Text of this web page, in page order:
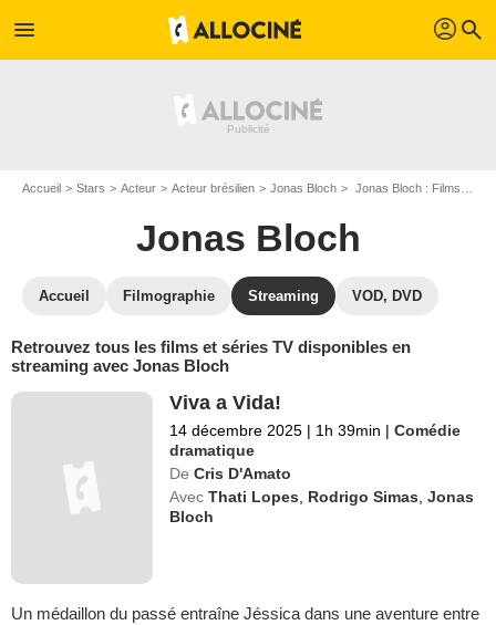
menu profil search
Accueil Stars Acteur Acteur brésilien Jonas Bloch Jonas Bloch : Films et séries online
Jonas Bloch
Accueil Filmographie Streaming VOD, DVD
Retrouvez tous les films et séries TV disponibles en
streaming avec Jonas Bloch
Viva a Vida!
14 décembre 2025 | 1h 39min | Comédie
dramatique
De Cris D'Amato
Avec Thati Lopes Rodrigo Simas ,Jonas
Bloch
Un médaillon du passé entraîne Jéssica dans une aventure entre